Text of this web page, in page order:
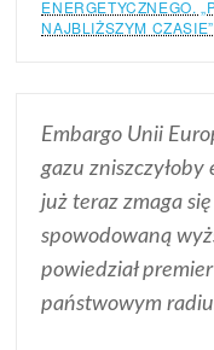
ENERGETYCZNEGO.
NAJBLIŻSZYM
Embargo Unii
gazu
już teraz zmaga
spowodowaną
powiedział
państwowym